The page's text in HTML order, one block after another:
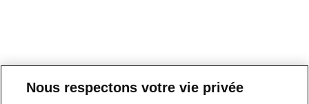
Nous respectons votre vie privée